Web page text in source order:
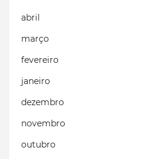
abril
março
fevereiro
janeiro
dezembro
novembro
outubro